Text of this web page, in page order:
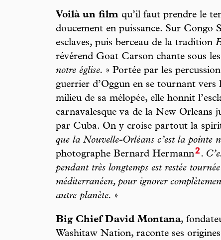
Voilà un film qu’il faut prendre le
doucement en puissance. Sur Congo
esclaves, puis berceau de la tradition
révérend Goat Carson chante sous
notre église. » Portée par les
guerrier d’Oggun en se tournant
milieu de sa mélopée, elle honnit
carnavalesque va de la New Orleans
par Cuba. On y croise partout la
que la Nouvelle-Orléans c’est la pointe
photographe Bernard Hermann2 .
pendant très longtemps est restée
méditerranéen, pour ignorer
autre planète. »
Big Chief David Montana,
Washitaw Nation, raconte ses